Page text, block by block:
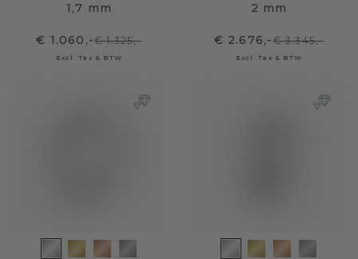
1,7 mm
€ 1.060,-€ 1.325,-
Excl. Tax & BTW
2 mm
€ 2.676,-€ 3.345,-
Excl. Tax & BTW